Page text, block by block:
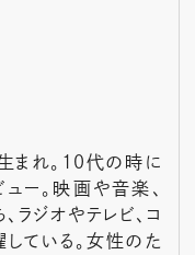
まれ。10代の時に
ー。映画や音楽、
ラジオやテレビ、コ
ている。女性のた